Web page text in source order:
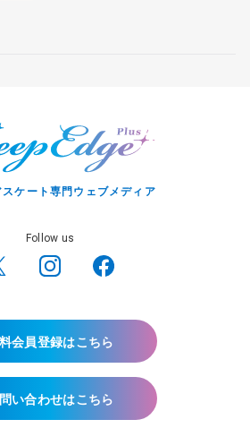
ケート専門ウェブメディア
Follow us
会員登録はこちら
い合わせはこちら